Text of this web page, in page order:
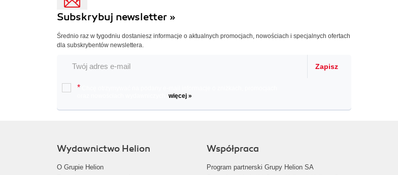
Subskrybuj newsletter »
Średnio raz w tygodniu dostaniesz informacje o aktualnych promocjach, nowościach i specjalnych ofertach
dla subskrybentów newslettera.
Zapisz
*
więcej »
Wydawnictwo Helion
O Grupie Helion
Współpraca
Program partnerski Grupy Helion SA